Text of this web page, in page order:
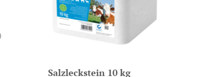
Salzleckstein 10 kg